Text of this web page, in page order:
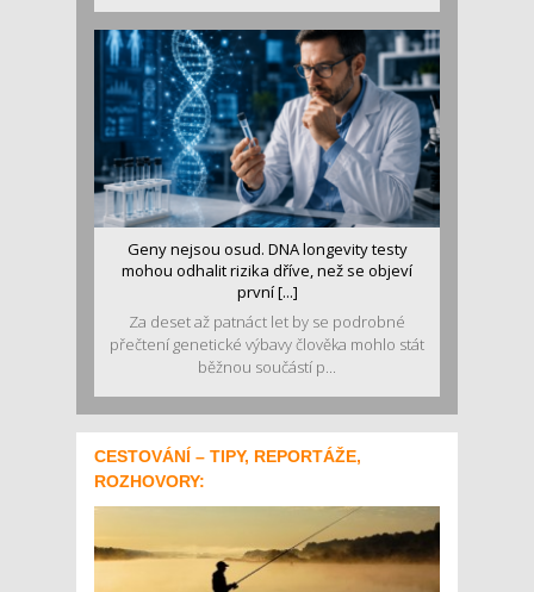
Geny nejsou osud. DNA longevity testy
mohou odhalit rizika dříve, než se objeví
první [...]
Za deset až patnáct let by se podrobné
přečtení genetické výbavy člověka mohlo stát
běžnou součástí p...
CESTOVÁNÍ – TIPY, REPORTÁŽE,
ROZHOVORY: